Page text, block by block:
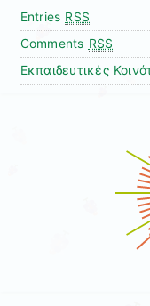
Entries RSS
Comments RSS
Εκπαιδευτικές